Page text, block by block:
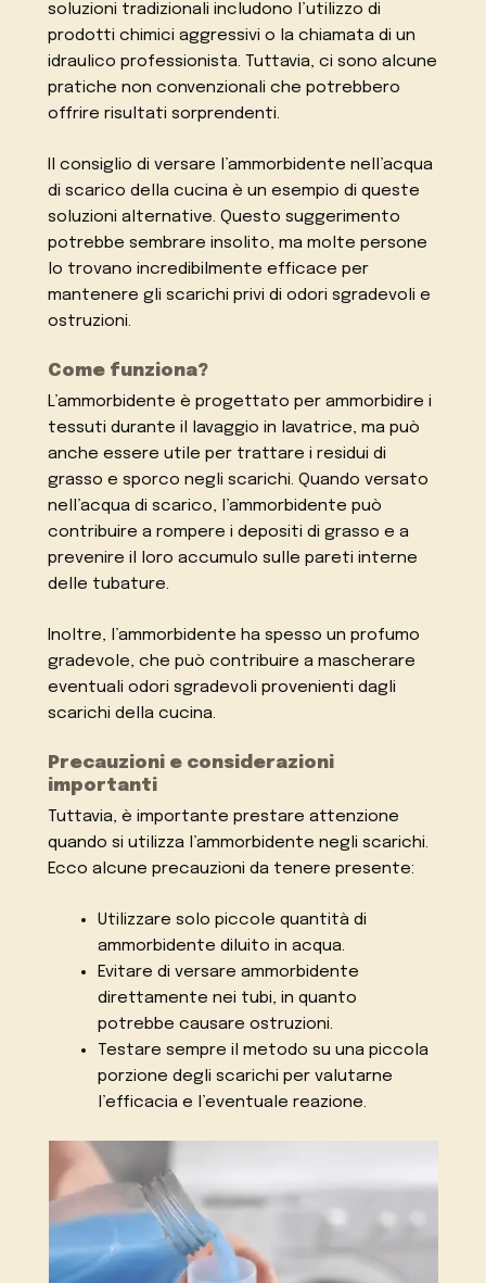
soluzioni tradizionali includono l’utilizzo di
prodotti chimici aggressivi o la chiamata di un
idraulico professionista. Tuttavia, ci sono alcune
pratiche non convenzionali che potrebbero
offrire risultati sorprendenti.
Il consiglio di versare l’ammorbidente nell’acqua
di scarico della cucina è un esempio di queste
soluzioni alternative. Questo suggerimento
potrebbe sembrare insolito, ma molte persone
lo trovano incredibilmente efficace per
mantenere gli scarichi privi di odori sgradevoli e
ostruzioni.
Come funziona?
L’ammorbidente è progettato per ammorbidire i
tessuti durante il lavaggio in lavatrice, ma può
anche essere utile per trattare i residui di
grasso e sporco negli scarichi. Quando versato
nell’acqua di scarico, l’ammorbidente può
contribuire a rompere i depositi di grasso e a
prevenire il loro accumulo sulle pareti interne
delle tubature.
Inoltre, l’ammorbidente ha spesso un profumo
gradevole, che può contribuire a mascherare
eventuali odori sgradevoli provenienti dagli
scarichi della cucina.
Precauzioni e considerazioni
importanti
Tuttavia, è importante prestare attenzione
quando si utilizza l’ammorbidente negli scarichi.
Ecco alcune precauzioni da tenere presente:
Utilizzare solo piccole quantità di
ammorbidente diluito in acqua.
Evitare di versare ammorbidente
direttamente nei tubi, in quanto
potrebbe causare ostruzioni.
Testare sempre il metodo su una piccola
porzione degli scarichi per valutarne
l’efficacia e l’eventuale reazione.